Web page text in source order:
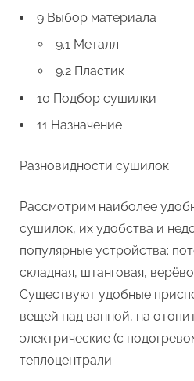
9 Выбор материала
9.1 Металл
9.2 Пластик
10 Подбор сушилки
11 Назначение
Разновидности сушилок
Рассмотрим наиболее
сушилок, их удобства и
популярные устройства:
складная, штанговая,
Существуют удобные
вещей над ванной, на
электрические (с
теплоцентрали.